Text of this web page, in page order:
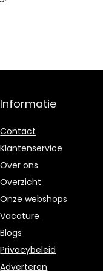
Informatie
Contact
Klantenservice
Over ons
Overzicht
Onze webshops
Vacature
Blogs
Privacybeleid
Adverteren